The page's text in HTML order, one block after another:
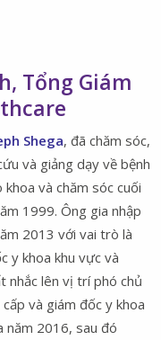
Tổng Giám
Shega, đã chăm sóc,
và giảng dạy về bệnh
khoa và chăm sóc cuối
1999. Ông gia nhập
2013 với vai trò là
y khoa khu vực và
nhắc lên vị trí phó chủ
và giám đốc y khoa
năm 2016, sau đó